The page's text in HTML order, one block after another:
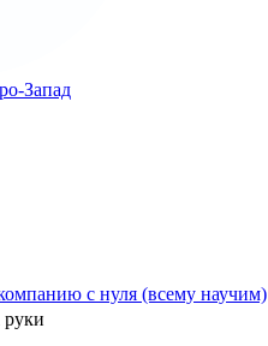
Запад
с нуля (всему научим)
руки